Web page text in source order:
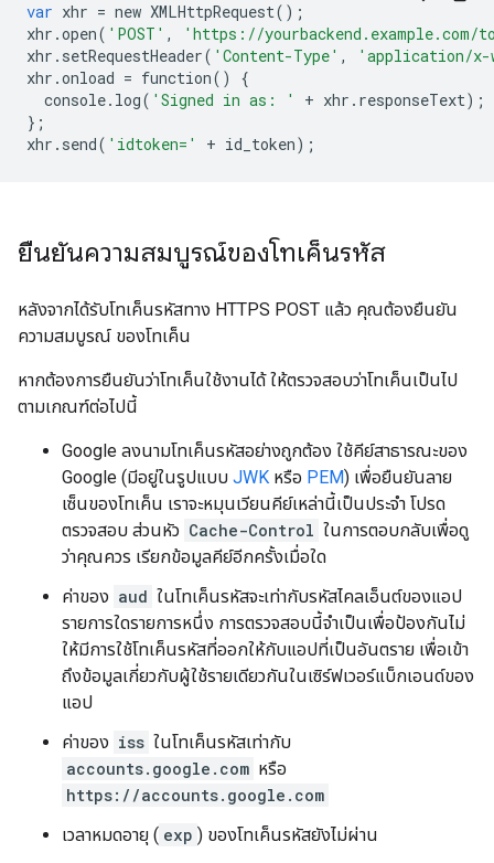
var xhr = new XMLHttpRequest();
xhr .open( 'POST' ,
'https://yourbackend.example.com/
xhr . setRequestHeader( 'Content-Type' ,
'application/x-
xhr .onload = function()
{
console. log( 'Signed in as: ' + xhr . responseText);
};
xhr . send( 'idtoken=' + id_token);
ยืนยันความสมบูรณ์ของโทเค็นรหัส
หลังจากได้รับโทเค็นรหัสทาง HTTPS POST แล้ว คุณต้องยืนยัน
ความสมบูรณ์ ของโทเค็น
หากต้องการยืนยันว่าโทเค็นใช้งานได้ ให้ตรวจสอบว่าโทเค็นเป็นไป
ตามเกณฑ์ต่อไปนี้
Google ลงนามโทเค็นรหัสอย่างถูกต้อง ใช้คีย์สาธารณะของ
Google (มีอยู่ในรูปแบบ JWK หรือ PEM) เพื่อยืนยันลาย
เซ็นของโทเค็น เราจะหมุนเวียนคีย์เหล่านี้เป็นประจำ โปรด
ตรวจสอบ ส่วนหัว Cache-Control ในการตอบกลับเพื่อดู
ว่าคุณควร เรียกข้อมูลคีย์อีกครั้งเมื่อใด
ค่าของ aud ในโทเค็นรหัสจะเท่ากับรหัสไคลเอ็นต์ของแอป
รายการใดรายการหนึ่ง การตรวจสอบนี้จำเป็นเพื่อป้องกันไม่
ให้มีการใช้โทเค็นรหัสที่ออกให้กับแอปที่เป็นอันตราย เพื่อเข้า
ถึงข้อมูลเกี่ยวกับผู้ใช้รายเดียวกันในเซิร์ฟเวอร์แบ็กเอนด์ของ
แอป
ค่าของ iss ในโทเค็นรหัสเท่ากับ
accounts.google.com หรือ
https://accounts.google.com
เวลาหมดอายุ ( exp ) ของโทเค็นรหัสยังไม่ผ่าน